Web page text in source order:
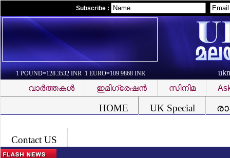
Subscribe :
1 POUND=128.3532 INR 1 EURO=109.9868 INR
വാര്‍ത്തകള്‍
ഇമിഗ്രേഷന്‍ സിനിമ
HOME UK Special
Contact US